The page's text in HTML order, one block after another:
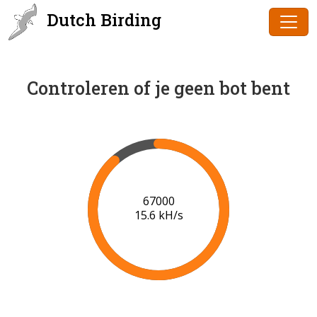
Dutch Birding
Controleren of je geen bot bent
68000
15.6 kH/s